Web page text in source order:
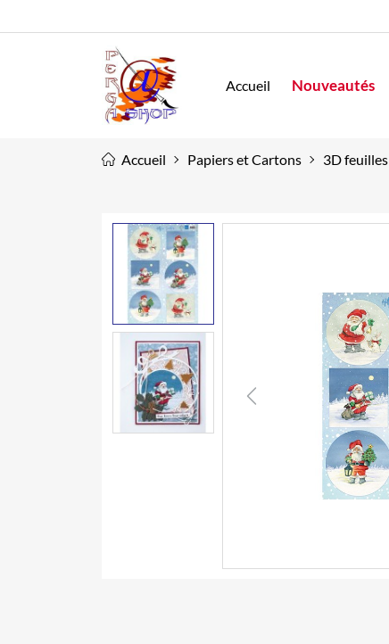
Accueil Nouveautés
Accueil Papiers et Cartons 3D feuilles
Previous